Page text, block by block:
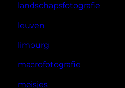
landschapsfotografie
leuven
limburg
macrofotografie
meisjes